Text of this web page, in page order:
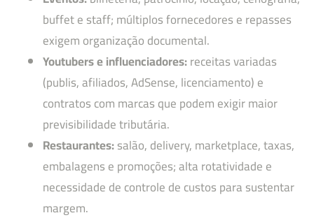
buffet e staff; múltiplos fornecedores e repasses
exigem organização documental.
Youtubers e influenciadores:receitas variadas
(publis, afiliados, AdSense, licenciamento) e
contratos com marcas que podem exigir maior
previsibilidade tributária.
Restaurantes:salão, delivery, marketplace, taxas,
embalagens e promoções; alta rotatividade e
necessidade de controle de custos para sustentar
margem.